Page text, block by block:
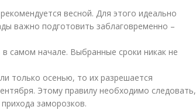
весной. Для этого идеально
важно подготовить заблаговременно –
самом начале. Выбранные сроки никак не
только осенью, то их разрешается
Этому правилу необходимо следовать,
заморозков.